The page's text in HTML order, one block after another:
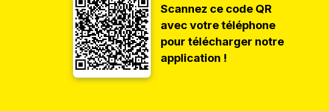
Scannez ce code QR
avec votre téléphone
pour télécharger notre
application !